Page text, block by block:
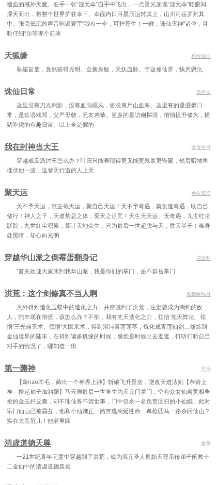
嗜血的域外天魔。右手一张“混元伞”自手中飞出，一点灵光崩现“混元伞”眨眼间
撑天而出，将整个世界护在伞下。伞面内日月星辰运转其上，山川河岳罗列其
中。张克低沉的声音响遍寰宇“我有一伞，可护苍生！一鞭，诛仙灭神“诸位，且
听仔细“尔等哪个前来
天狐缘 朽怜残世
坠崖盲童，竟然获得光明。全新身躯，天妖血脉。于这修仙界，快意恩仇
诛仙日常 墨弄文
这里没有刀光剑影，没有血雨腥风，更没有尸山血海。这里有的是温馨日
常，是欢语戏骂，父严母慈，兄友弟恭。更多的是访幽探境，悄悄提升修为，扮
猪吃虎的有趣日常。以上全是假的
我在封神当大王 梦海文书
穿越成反派纣王怎么办？叶归只能表现得更无能更残暴更昏庸，然后暗地里
埋伏他一波，送替天行道的人上天
聚天运 余生繁净
天不予天运，就去截天运，聚自己天运！天不予奇遇，就创造奇遇，助自己
修行！神人之子，天道禁忌之体，受天之诅咒！天生无天运、无奇遇，九世红尘
蹉跎，九世红尘积累，算计天地众生，只为最后一世超脱与天，胜天半子！虽身
处黑暗，却心向光明
穿越华山派之倒霉蛋翻身记 花彦邦
“首先欢迎大家来到我华山派，我是你们的掌门，岳不群岳掌门
洪荒：这个剑修真不当人啊 孤狼啸独月
意外得到造化玉蝶中的造化之力，并穿越到了洪荒，注定要成为鸿钧的敌
人，陆丰现在很慌，该怎么办？不怕，我有先天造化之力，领悟‘先天阵法、领
悟‘三光崩灭术、领悟‘大因果术，得到混沌青莲莲茎，炼化成青莲仙剑…修炼到
金仙境界的陆丰，在得到诸多机缘的时候，感觉是时候出去逛逛，打听打听自己
对手的情况了，哪知道一出
第一薅神 芊舟
【薅hāo羊毛，薅出一个神界上神】斩破飞升壁垒，逆改天道法则【恭请上
神—撸起袖子加油薅】马云腾最后一世重生为天元门掌门，空有众女仙君竞相争
抢的金玉好皮囊，却不理仙务不谙世事，门中仅余一名负责洒扫的小仙娥，此时
宗门仙山已被霸占，他和小仙娥正一路奔逃苟延性命…单枪匹马一路杀回仙山？
实在太丢范儿！他若重回
清虚道德天尊 豫章
一21世纪青年无意中穿越到了洪荒，成为混元圣人原始天尊亲传弟子阐教十
二金仙中的清虚道德真君